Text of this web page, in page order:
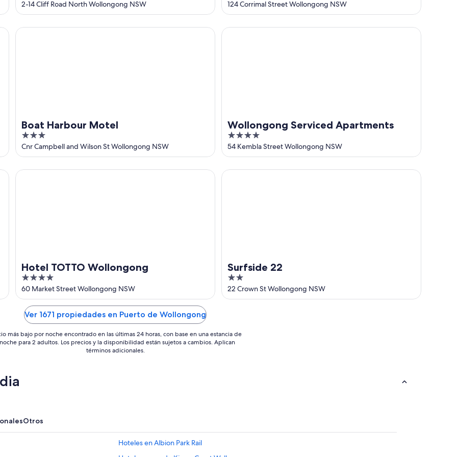
out
of
5
2-14 Cliff Road North Wollongong NSW
out
of
5
124 Corrimal Street Wollongong NSW
Boat Harbour Motel
3
out
of
5
Cnr Campbell and Wilson St Wollongong NSW
Boat Harbour Motel
Wollongong Serviced Apartments
4
out
of
5
54 Kembla Street Wollongong NSW
Wollongong Serviced Apartments
Hotel TOTTO Wollongong
4
out
of
5
60 Market Street Wollongong NSW
Hotel TOTTO Wollongong
Surfside 22
2
out
of
22 Crown St Wollongong NSW
Surfside 22
Ver 1671 propiedades en Puerto de Wollongong
más bajo por noche encontrado en las últimas 24 horas, con base en una estancia de
para 2 adultos. Los precios y la disponibilidad están sujetos a cambios. Aplican
términos adicionales.
Otros
Hoteles en Albion Park Rail